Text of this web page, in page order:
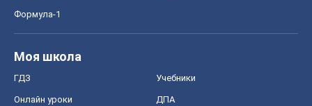
Формула-1
Моя школа
ГДЗ Учебники
Онлайн уроки ДПА